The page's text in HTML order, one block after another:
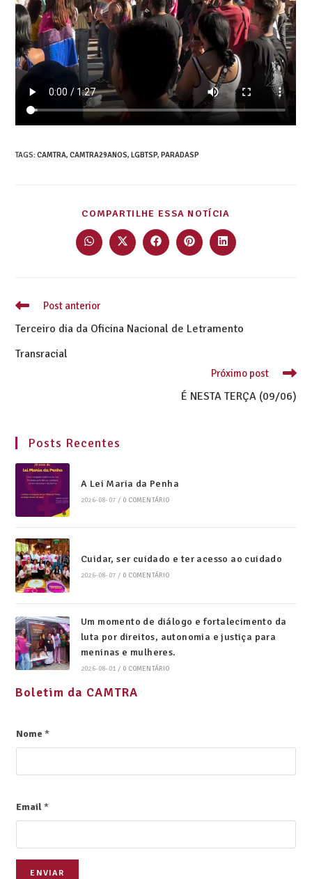
TAGS:CAMTRA, CAMTRA29ANOS, LGBTSP, PARADASP
COMPARTILHE ESSA NOTÍCIA
Post anterior
Terceiro dia da Oficina Nacional de Letramento
Transracial
Próximo post
É NESTA TERÇA (09/06)
Posts Recentes
A Lei Maria da Penha
2026-08-07 / 0 COMENTÁRIO
Cuidar, ser cuidado e ter acesso ao cuidado
2026-08-07 / 0 COMENTÁRIO
Um momento de diálogo e fortalecimento da
luta por direitos, autonomia e justiça para
meninas e mulheres.
2026-08-01 / 0 COMENTÁRIO
Boletim da CAMTRA
Nome*
Email*
ENVIAR